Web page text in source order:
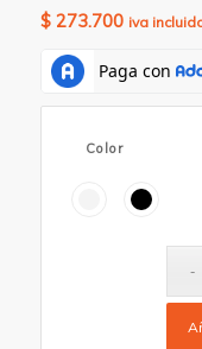
$273.700 iva
Color